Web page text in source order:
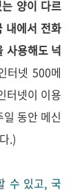
양이 다르
내에서 전화
사용해도 넉
터넷 500메
터넷이 이용
동안 메신
.)
수 있고, 국